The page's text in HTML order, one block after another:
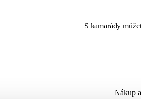
S kamarády
Nákup